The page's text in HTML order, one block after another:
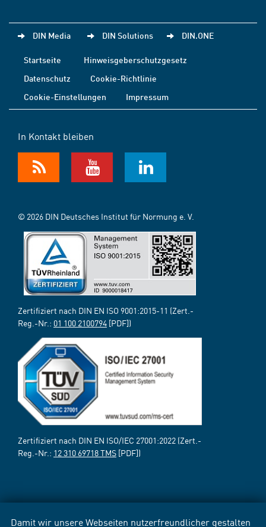
Damit wir unsere Webseiten nutzerfreundlicher gestalten
DIN Media DIN Solutions DIN.ONE
Startseite
Hinweisgeberschutzgesetz
Datenschutz
Cookie-Richtlinie
Cookie-Einstellungen
Impressum
In Kontakt bleiben
© 2026 DIN Deutsches Institut für Normung e. V.
Zertifiziert nach DIN EN ISO 9001:2015-11 (Zert.-
Reg.-Nr.: 01 100 2100794 [PDF])
Zertifiziert nach DIN EN ISO/IEC 27001:2022 (Zert.-
Reg.-Nr.: 12 310 69718 TMS [PDF])